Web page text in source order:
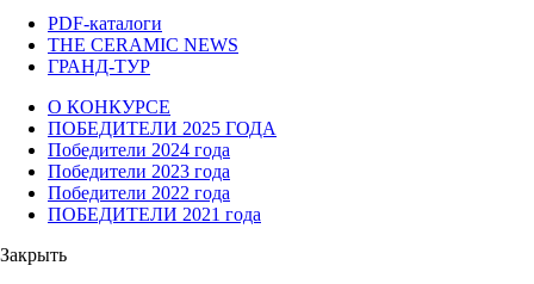
PDF-каталоги
THE CERAMIC NEWS
ГРАНД-ТУР
О КОНКУРСЕ
ПОБЕДИТЕЛИ 2025 ГОДА
Победители 2024 года
Победители 2023 года
Победители 2022 года
ПОБЕДИТЕЛИ 2021 года
Закрыть